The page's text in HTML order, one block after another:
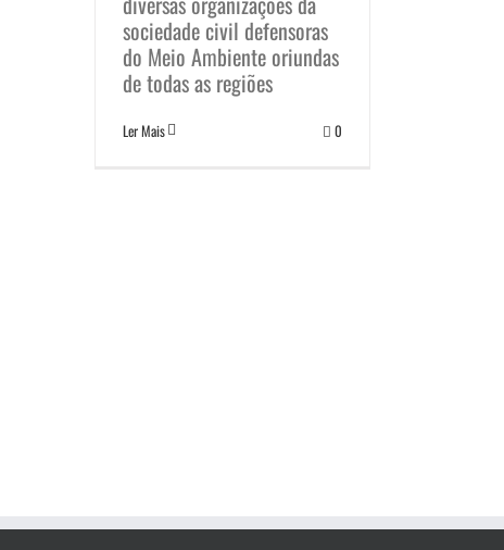
sociedade civil defensoras
do Meio Ambiente oriundas
de todas as regiões
Ler Mais 0